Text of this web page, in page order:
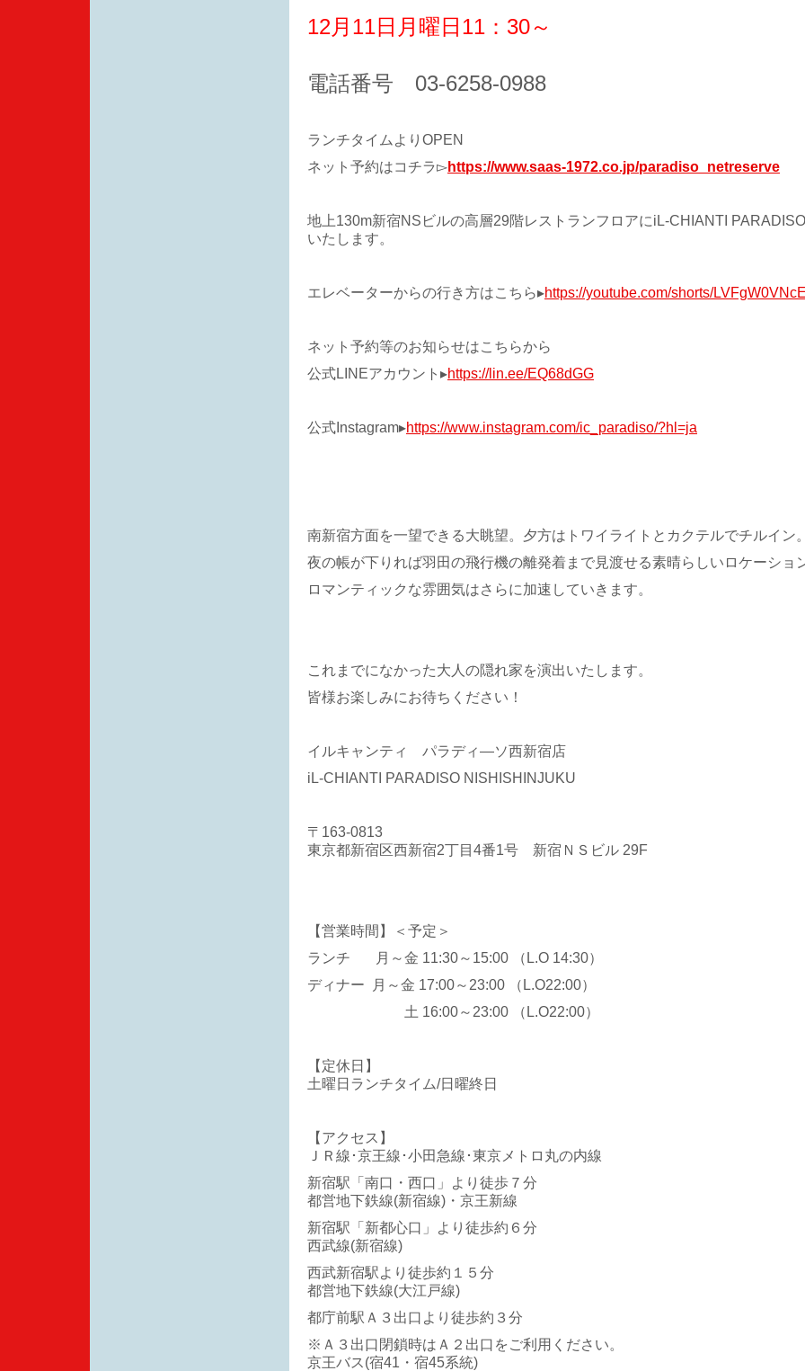
12月11日月曜日11：30～
電話番号 03-6258-0988
ランチタイムよりOPEN
ネット予約はコチラ▻https://www.saas-1972.co.jp/paradiso_netreserve
地上130m新宿NSビルの高層29階レストランフロアにiL-CHIANTI
いたします。
エレベーターからの行き方はこちら▸https://youtube.com/shorts/
ネット予約等のお知らせはこちらから
公式LINEアカウント▸https://lin.ee/EQ68dGG
公式Instagram▸https://www.instagram.com/ic_paradiso/?hl=ja
南新宿方面を一望できる大眺望。夕方はトワイライトとカクテルでチルイン
夜の帳が下りれば羽田の飛行機の離発着まで見渡せる素晴らしいロケーショ
ロマンティックな雰囲気はさらに加速していきます。
これまでになかった大人の隠れ家を演出いたします。
皆様お楽しみにお待ちください！
イルキャンティ パラディ―ソ西新宿店
iL-CHIANTI PARADISO NISHISHINJUKU
〒163-0813
東京都新宿区西新宿2丁目4番1号 新宿ＮＳビル 29F
【営業時間】＜予定＞
ランチ 月～金 11:30～15:00 （L.O 14:30）
ディナー 月～金 17:00～23:00 （L.O22:00）
土 16:00～23:00 （L.O22:00）
【定休日】
土曜日ランチタイム/日曜終日
【アクセス】
ＪＲ線･京王線･小田急線･東京メトロ丸の内線
新宿駅「南口・西口」より徒歩７分
都営地下鉄線(新宿線)・京王新線
新宿駅「新都心口」より徒歩約６分
西武線(新宿線)
西武新宿駅より徒歩約１５分
都営地下鉄線(大江戸線)
都庁前駅Ａ３出口より徒歩約３分
※Ａ３出口閉鎖時はＡ２出口をご利用ください。
京王バス(宿41・宿45系統)